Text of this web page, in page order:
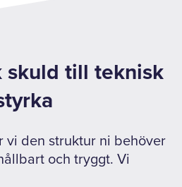
skuld till teknisk
vi den struktur ni behöver
och tryggt. Vi